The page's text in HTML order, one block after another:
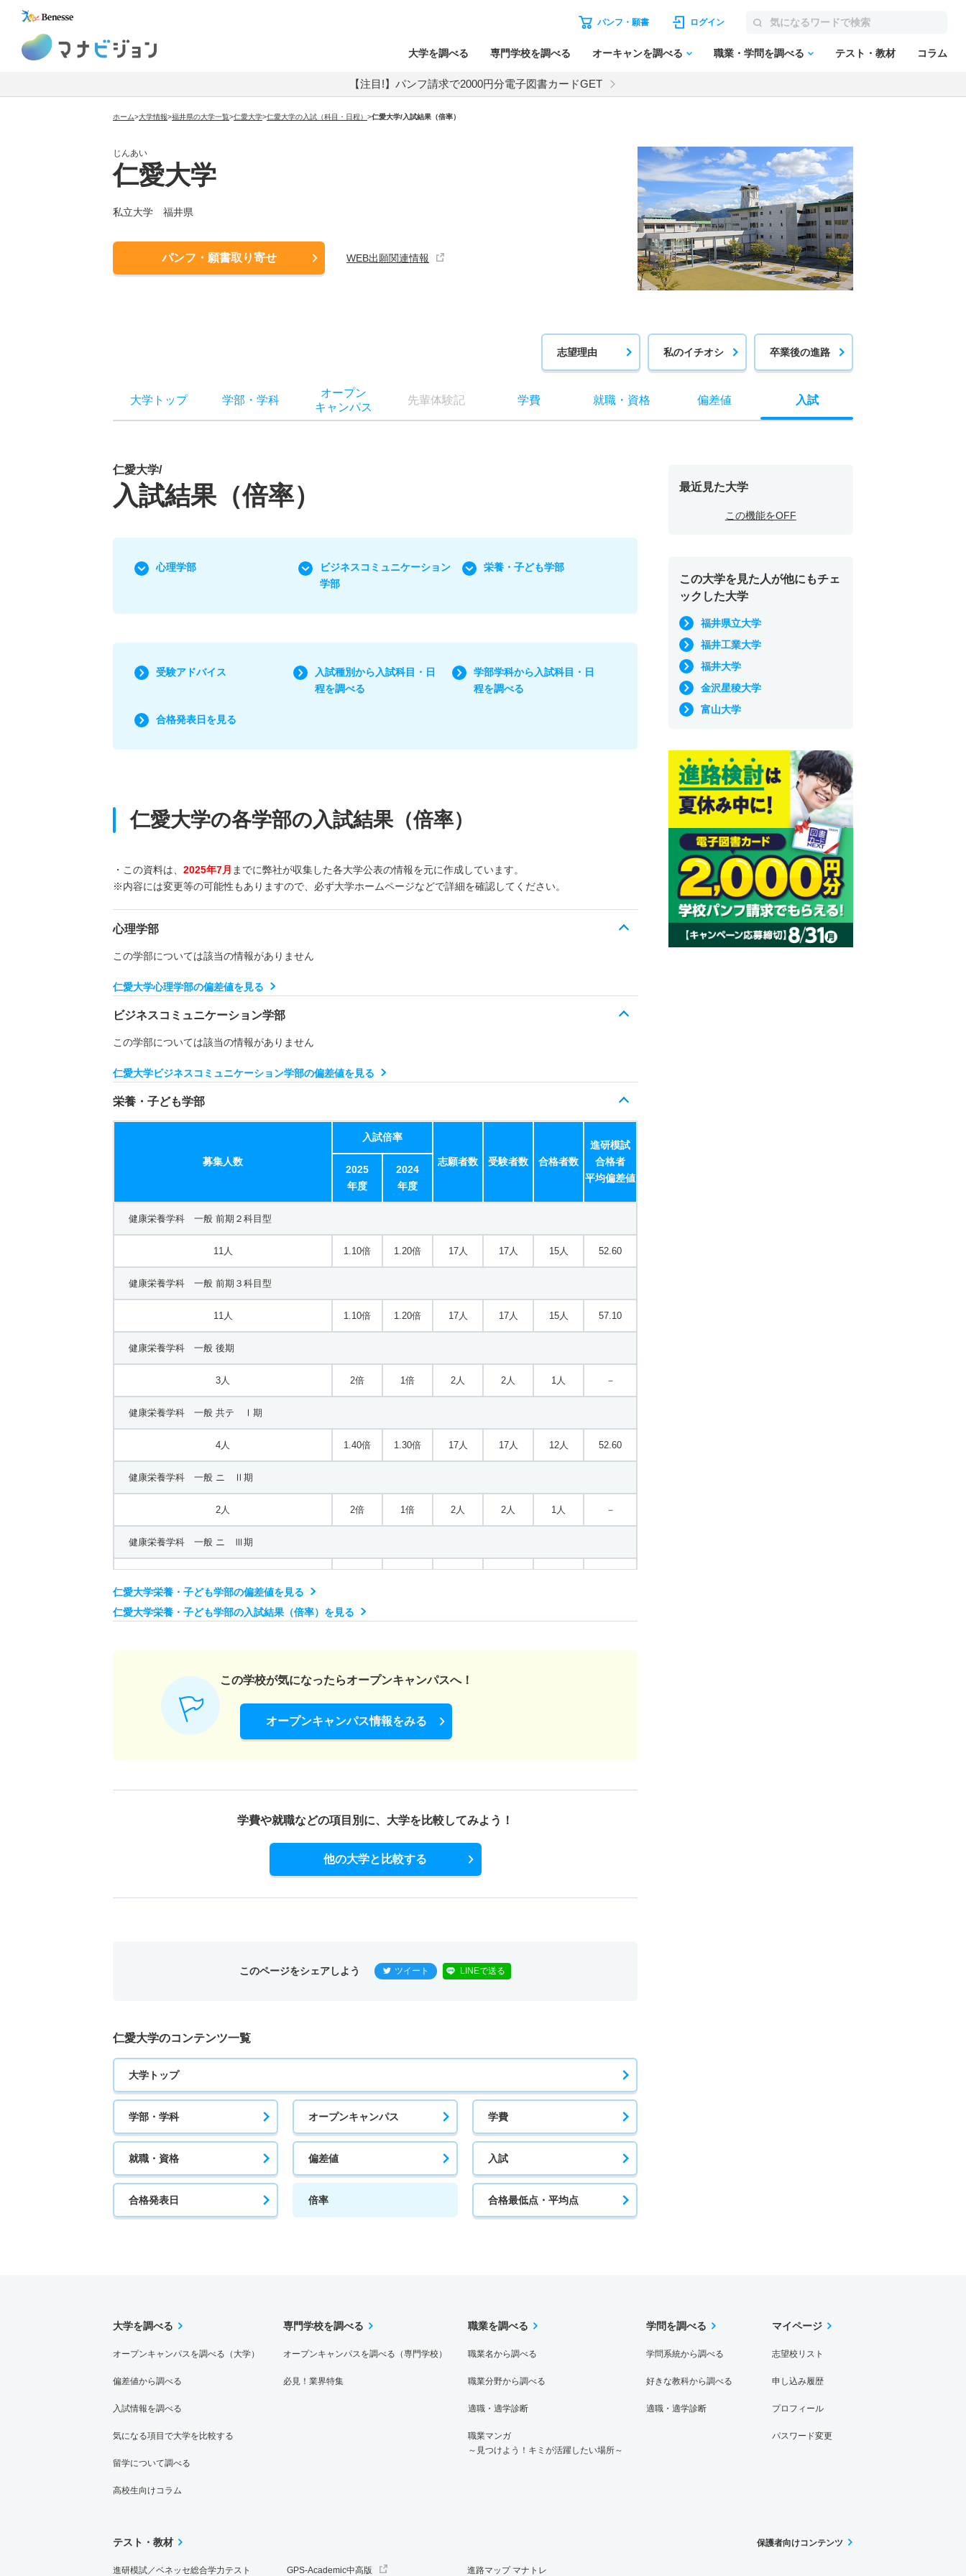
パンフ・願書 ログイン
大学を調べる 専門学校を調べる オーキャンを調べる 職業・学問を調べる テスト・教材 コラム
【注目!】パンフ請求で2000円分電子図書カードGET
ホーム>大学情報>福井県の大学一覧>仁愛大学>仁愛大学の入試（科目・日程） >仁愛大学/入試結果（倍率）
じんあい
仁愛大学
私立大学 福井県
パンフ・願書取り寄せ WEB出願関連情報
志望理由 私のイチオシ 卒業後の進路
大学トップ 学部 ・ 学科
オープン
キャンパス
先輩体験記 学費 就職・ 資格 偏差値 入試
仁愛大学/
入試結果（倍率）
心理学部
ビジネスコミュニケーション
学部
栄養・子ども学部
受験アドバイス
入試種別から入試科目・日
程を調べる
学部学科から入試科目・日
程を調べる
合格発表日を見る
仁愛大学の各学部の入試結果（倍率）
・この資料は、 2025年7月 までに弊社が収集した各大学公表の情報を元に作成しています。
※内容には変更等の可能性もありますので、必ず大学ホームページなどで詳細を確認してください。
心理学部
この学部については該当の情報がありません
仁愛大学心理学部の偏差値を見る
ビジネスコミュニケーション学部
この学部については該当の情報がありません
仁愛大学ビジネスコミュニケーション学部の偏差値を見る
栄養・子ども学部
募集人数
入試倍率
志願者数 受験者数 合格者数
進研模試
合格者
平均偏差値
2025
年度
2024
年度
健康栄養学科 一般 前期２科目型
11人 1.10倍 1.20倍 17人 17人 15人 52.60
健康栄養学科 一般 前期３科目型
11人 1.10倍 1.20倍 17人 17人 15人 57.10
健康栄養学科 一般 後期
3人 2倍 1倍 2人 2人 1人 －
健康栄養学科 一般 共テ Ⅰ期
4人 1.40倍 1.30倍 17人 17人 12人 52.60
健康栄養学科 一般 ニ Ⅱ期
2人 2倍 1倍 2人 2人 1人 －
健康栄養学科 一般 ニ Ⅲ期
健康栄養学科 一般 ニ Ⅳ期
1倍 － 33人
健康栄養学科 推薦 推薦公募専門総合
3人 1倍 － 1人 1人 1人 －
1.20倍 30人 30人
子ども教育学科 一般 ニ Ⅲ期
2人 1倍 － 3人 3人 3人 －
子ども教育学科 一般 ニ Ⅳ期
2人
子ども教育学科 推薦 推薦公募一般
6人 1倍 － 29人 29人 29人 －
仁愛大学栄養・子ども学部の偏差値を見る
仁愛大学栄養・子ども学部の入試結果（倍率）を見る
この学校が気になったらオープンキャンパスへ！
オープンキャンパス情報をみる
学費や就職などの項目別に、 大学を比較してみよう！
他の大学と比較する
このページをシェアしよう ツイート LINEで送る
仁愛大学のコンテンツ一覧
大学トップ
学部・学科 オープンキャンパス 学費
就職・資格 偏差値 入試
合格発表日 倍率 合格最低点・平均点
最近見た大学
この機能をOFF
この大学を見た人が他にもチェ
ックした大学
福井県立大学
福井工業大学
福井大学
金沢星稜大学
富山大学
大学を調べる
オープンキャンパスを調べる（大学）
偏差値から調べる
入試情報を調べる
気になる項目で大学を比較する
留学について調べる
高校生向けコラム
専門学校を調べる
オープンキャンパスを調べる（専門学校）
必見！業界特集
職業を調べる
職業名から調べる
職業分野から調べる
適職・適学診断
職業マンガ
～見つけよう！キミが活躍したい場所～
学問を調べる
学問系統から調べる
好きな教科から調べる
適職・適学診断
マイページ
志望校リスト
申し込み履歴
プロフィール
パスワード変更
テスト・教材
進研模試／ベネッセ総合学力テスト GPS-Academic中高版 進路マップ マナトレ
保護者向けコンテンツ